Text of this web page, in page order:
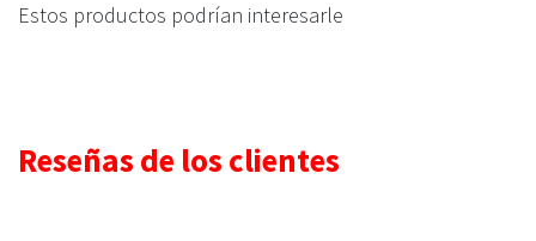
Estos productos podrían interesarle
Reseñas de los clientes